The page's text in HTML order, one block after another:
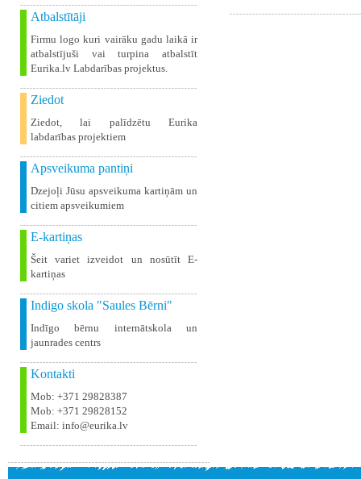
Atbalstītāji
Firmu logo kuri vairāku gadu laikā ir
atbalstījuši vai turpina atbalstīt
Eurika.lv Labdarības projektus.
Ziedot
Ziedot, lai palīdzētu Eurika
labdarības projektiem
Apsveikuma pantiņi
Dzejoļi Jūsu apsveikuma kartiņām un
citiem apsveikumiem
E-kartiņas
Šeit variet izveidot un nosūtīt E-
kartiņas
Indigo skola "Saules Bērni"
Indīgo bērnu internātskola un
jaunrades centrs
Kontakti
Mob: +371 29828387
Mob: +371 29828152
Email: info@eurika.lv